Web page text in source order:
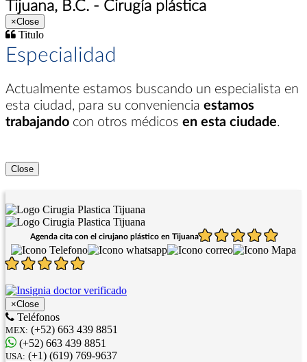
Tijuana, B.C. - Cirugía plástica
×Close
Titulo
Especialidad
Actualmente estamos buscando un especialista en
esta ciudad, para su conveniencia estamos
trabajando con otros médicos en esta ciudade.
Close
Agenda cita con el cirujano plástico en Tijuana
×Close
Teléfonos
MEX: (+52) 663 439 8851
(+52) 663 439 8851
USA: (+1) (619) 769-9637